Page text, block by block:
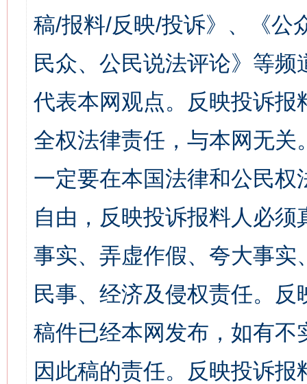
稿/报料/反映/投诉》、《公
民众、公民说法评论》等
代表本网观点。反映投诉
全权法律责任，与本网无
一定要在本国法律和公民
自由，反映投诉报料人必
事实、弄虚作假、夸大事
民事、经济及侵权责任。
稿件已经本网发布，如有
因此稿的责任。反映投诉